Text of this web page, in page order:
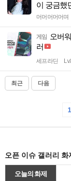
이 궁금했
머머머머머며
게임 오버
러
세프라딘
최근 다음
1
오픈 이슈 갤러리 화
오늘의 화제